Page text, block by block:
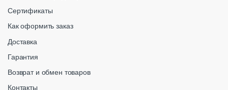
Сертификаты
Как оформить заказ
Доставка
Гарантия
Возврат и обмен товаров
Контакты